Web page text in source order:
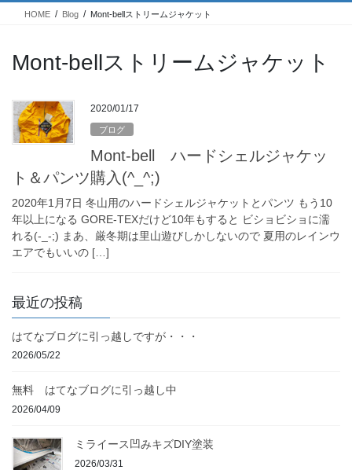
HOME Blog Mont-bellストリームジャケット
Mont-bellストリームジャケット
2020/01/17
ブログ
Mont-bell ハードシェルジャケッ
ト＆パンツ購入(^_^;)
2020年1月7日 冬山用のハードシェルジャケットとパンツ もう10
年以上になる GORE-TEXだけど10年もすると ビショビショに濡
れる(-_-;) まあ、厳冬期は里山遊びしかしないので 夏用のレインウ
エアでもいいの […]
最近の投稿
はてなブログに引っ越しですが・・・
2026/05/22
無料 はてなブログに引っ越し中
2026/04/09
ミライース凹みキズDIY塗装
2026/03/31